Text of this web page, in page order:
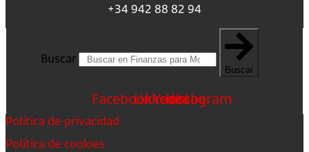
+34 942 88 82 94
Buscar
Buscar
FacebookLinkedin
Youtube
Instagram
Política de privacidad
Política de cookies